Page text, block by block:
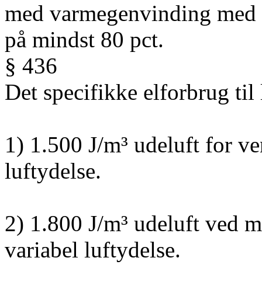
med varmegenvinding med
på mindst 80 pct.
§ 436
Det specifikke elforbrug til
1) 1.500 J/m³ udeluft for
luftydelse.
2) 1.800 J/m³ udeluft ved
variabel luftydelse.